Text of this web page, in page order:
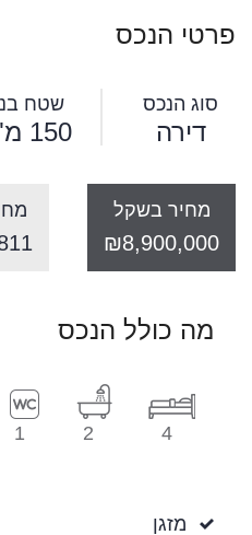
פרטי הנכס
סוג הנכס
דירה
שטח
150 מ"ר
מחיר בשקל
₪8,900,000
מה כולל הנכס
4
2
1
מזגן